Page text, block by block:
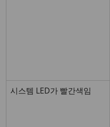
시스템 LED가 빨간색임